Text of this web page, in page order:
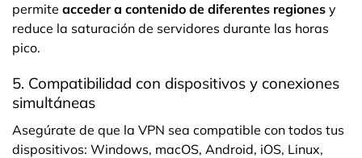
permite acceder a contenido de diferentes regiones y
reduce la saturación de servidores durante las horas
pico.
5. Compatibilidad con dispositivos y conexiones
simultáneas
Asegúrate de que la VPN sea compatible con todos tus
dispositivos: Windows, macOS, Android, iOS, Linux,